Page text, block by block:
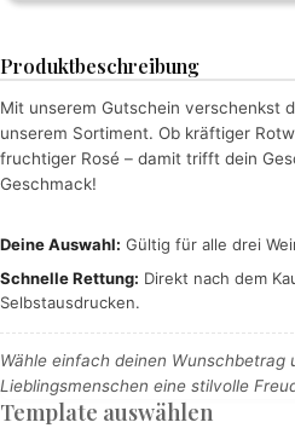
Produktbeschreibung
Mit unserem Gutschein verschenkst
unserem Sortiment. Ob kräftiger
fruchtiger Rosé – damit trifft dein
Geschmack!
Deine Auswahl: Gültig für alle drei
Schnelle Rettung: Direkt nach dem
Selbstausdrucken.
Wähle einfach deinen Wunschbetrag
Lieblingsmenschen eine stilvolle
Template auswählen